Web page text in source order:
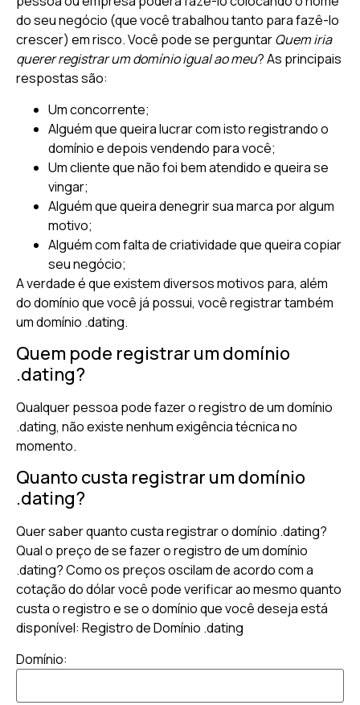
do seu negócio (que você trabalhou tanto para fazê-lo
crescer) em risco. Você pode se perguntarQuem iria
querer registrar um domínio igual ao meu? As principais
respostas são:
Um concorrente;
Alguém que queira lucrar com isto registrando o
domínio e depois vendendo para você;
Um cliente que não foi bem atendido e queira se
vingar;
Alguém que queira denegrir sua marca por algum
motivo;
Alguém com falta de criatividade que queira copiar
seu negócio;
A verdade é que existem diversos motivos para, além
do domínio que você já possui, você registrar também
um domínio .dating.
Quem pode registrar um domínio
.dating?
Qualquer pessoa pode fazer o registro de um domínio
.dating, não existe nenhum exigência técnica no
momento.
Quanto custa registrar um domínio
.dating?
Quer saber quanto custa registrar o domínio .dating?
Qual o preço de se fazer o registro de um domínio
.dating? Como os preços oscilam de acordo com a
cotação do dólar você pode verificar ao mesmo quanto
custa o registro e se o domínio que você deseja está
disponível: Registro de Domínio .dating
Domínio: